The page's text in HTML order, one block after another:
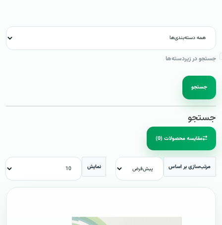
جستجو در زیردسته‌ها
جستجو
جستجو
مقایسه محصولات (0)
مرتب‌سازی بر اساس نمایش